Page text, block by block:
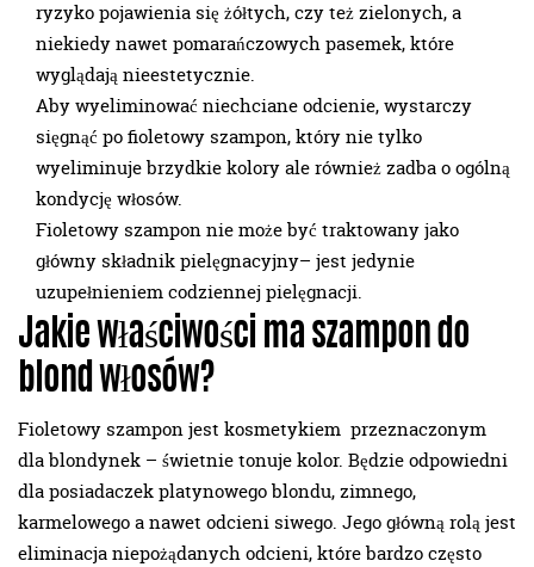
ryzyko pojawienia się żółtych, czy też zielonych, a
niekiedy nawet pomarańczowych pasemek, które
wyglądają nieestetycznie.
Aby wyeliminować niechciane odcienie, wystarczy
sięgnąć po fioletowy szampon, który nie tylko
wyeliminuje brzydkie kolory ale również zadba o ogólną
kondycję włosów.
Fioletowy szampon nie może być traktowany jako
główny składnik pielęgnacyjny– jest jedynie
uzupełnieniem codziennej pielęgnacji.
Jakie właściwości ma szampon do
blond włosów?
Fioletowy szampon jest kosmetykiem przeznaczonym
dla blondynek – świetnie tonuje kolor. Będzie odpowiedni
dla posiadaczek platynowego blondu, zimnego,
karmelowego a nawet odcieni siwego. Jego główną rolą jest
eliminacja niepożądanych odcieni, które bardzo często